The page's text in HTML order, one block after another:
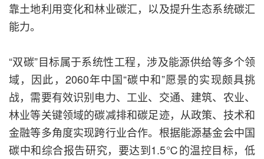
靠土地利用变化和林业碳汇，以及提升生态系统碳汇
能力。
“双碳”目标属于系统性工程，涉及能源供给等多个领
域，因此，2060年中国“碳中和”愿景的实现颇具挑
战，需要有效识别电力、工业、交通、建筑、农业、
林业等关键领域的碳减排和碳足迹，从政策、技术和
金融等多角度实现跨行业合作。根据能源基金会中国
碳中和综合报告研究，要达到1.5℃的温控目标，低